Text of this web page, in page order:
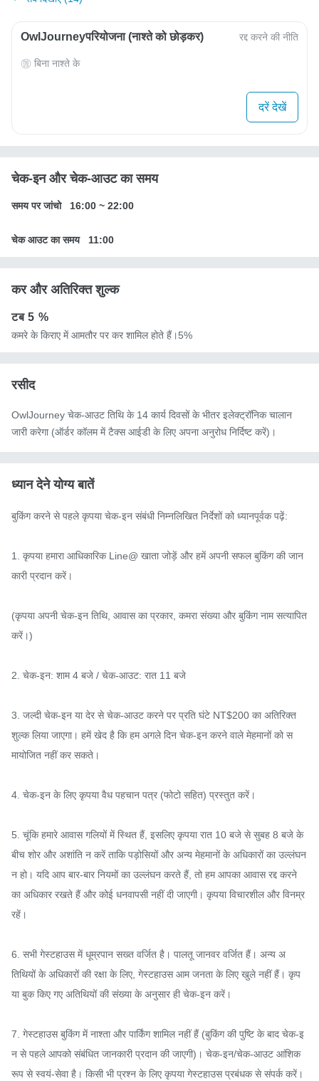
OwlJourneyपरियोजना (नाश्ते को छोड़कर) रद्द करने की नीति
बिना नाश्ते के
दरें देखें
चेक-इन और चेक-आउट का समय
समय पर जांचो 16:00 ~ 22:00
चेक आउट का समय 11:00
कर और अतिरिक्त शुल्क
टब5 %
कमरे के किराए में आमतौर पर कर शामिल होते हैं।5%
रसीद
OwlJourney चेक-आउट तिथि के 14 कार्य दिवसों के भीतर इलेक्ट्रॉनिक चालान
जारी करेगा (ऑर्डर कॉलम में टैक्स आईडी के लिए अपना अनुरोध निर्दिष्ट करें)।
ध्यान देने योग्य बातें
बुकिंग करने से पहले कृपया चेक-इन संबंधी निम्नलिखित निर्देशों को ध्यानपूर्वक पढ़ें:
1. कृपया हमारा आधिकारिक Line@ खाता जोड़ें और हमें अपनी सफल बुकिंग की जान
कारी प्रदान करें।
(कृपया अपनी चेक-इन तिथि, आवास का प्रकार, कमरा संख्या और बुकिंग नाम सत्यापित
करें।)
2. चेक-इन: शाम 4 बजे / चेक-आउट: रात 11 बजे
3. जल्दी चेक-इन या देर से चेक-आउट करने पर प्रति घंटे NT$200 का अतिरिक्त
शुल्क लिया जाएगा। हमें खेद है कि हम अगले दिन चेक-इन करने वाले मेहमानों को स
मायोजित नहीं कर सकते।
4. चेक-इन के लिए कृपया वैध पहचान पत्र (फोटो सहित) प्रस्तुत करें।
5. चूंकि हमारे आवास गलियों में स्थित हैं, इसलिए कृपया रात 10 बजे से सुबह 8 बजे के
बीच शोर और अशांति न करें ताकि पड़ोसियों और अन्य मेहमानों के अधिकारों का उल्लंघन
न हो। यदि आप बार-बार नियमों का उल्लंघन करते हैं, तो हम आपका आवास रद्द करने
का अधिकार रखते हैं और कोई धनवापसी नहीं दी जाएगी। कृपया विचारशील और विनम्र
रहें।
6. सभी गेस्टहाउस में धूम्रपान सख्त वर्जित है। पालतू जानवर वर्जित हैं। अन्य अ
तिथियों के अधिकारों की रक्षा के लिए, गेस्टहाउस आम जनता के लिए खुले नहीं हैं। कृप
या बुक किए गए अतिथियों की संख्या के अनुसार ही चेक-इन करें।
7. गेस्टहाउस बुकिंग में नाश्ता और पार्किंग शामिल नहीं हैं (बुकिंग की पुष्टि के बाद चेक-इ
न से पहले आपको संबंधित जानकारी प्रदान की जाएगी)। चेक-इन/चेक-आउट आंशिक
रूप से स्वयं-सेवा है। किसी भी प्रश्न के लिए कृपया गेस्टहाउस प्रबंधक से संपर्क करें।